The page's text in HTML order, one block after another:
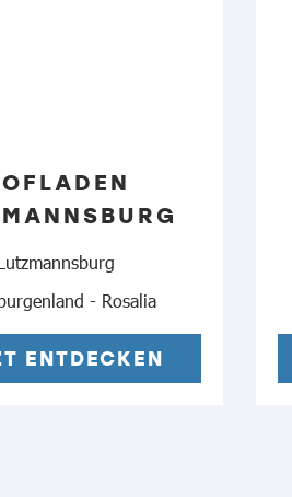
- Rosalia
ENTDECKEN